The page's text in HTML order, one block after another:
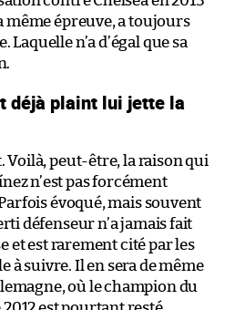
même épreuve, a toujours
Laquelle n’a d’égal que sa
déjà plaint lui jette la
Voilà, peut-être, la raison qui
n’est pas forcément
évoqué, mais souvent
défenseur n’a jamais fait
et est rarement cité par les
à suivre. Il en sera de même
où le champion du